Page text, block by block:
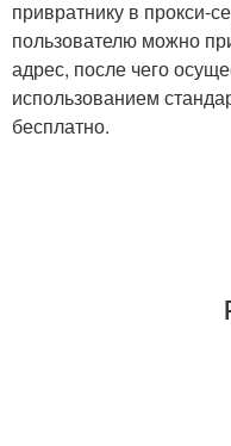
привратнику в прокси-
пользователю можно
адрес, после чего
использованием
бесплатно.